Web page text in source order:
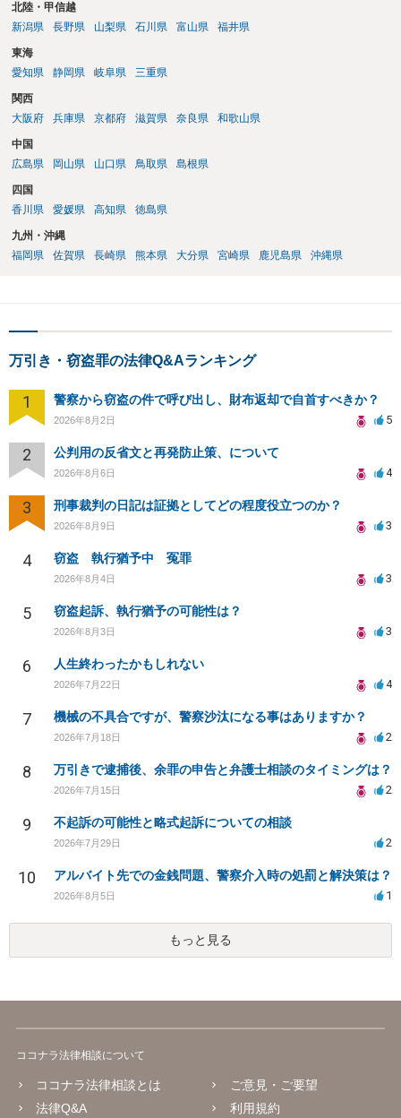
北陸・甲信越
新潟県
長野県 山梨県 石川県 富山県 福井県
東海
愛知県
静岡県 岐阜県 三重県
関西
大阪府
兵庫県 京都府 滋賀県 奈良県 和歌山県
中国
広島県
岡山県 山口県 鳥取県 島根県
四国
香川県
愛媛県 高知県 徳島県
九州・沖縄
福岡県
佐賀県 長崎県 熊本県 大分県 宮崎県 鹿児島県 沖縄県
万引き・窃盗罪の法律Q&Aランキング
1 警察から窃盗の件で呼び出し、財布返却で自首すべきか？
2026年8月2日 5
2 公判用の反省文と再発防止策、について
2026年8月6日 4
3 刑事裁判の日記は証拠としてどの程度役立つのか？
2026年8月9日 3
4 窃盗 執行猶予中 冤罪
2026年8月4日 3
5 窃盗起訴、執行猶予の可能性は？
2026年8月3日 3
6 人生終わったかもしれない
2026年7月22日 4
7 機械の不具合ですが、警察沙汰になる事はありますか？
2026年7月18日 2
8 万引きで逮捕後、余罪の申告と弁護士相談のタイミングは？
2026年7月15日 2
9 不起訴の可能性と略式起訴についての相談
2026年7月29日 2
10 アルバイト先での金銭問題、警察介入時の処罰と解決策は？
2026年8月5日 1
もっと見る
ココナラ法律相談について
ココナラ法律相談とは
法律Q&A
ご意見・ご要望
利用規約